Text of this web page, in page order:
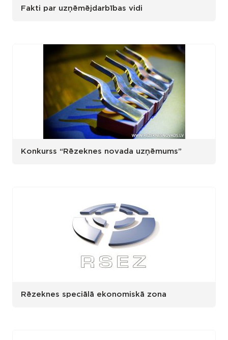
Fakti par uzņēmējdarbības vidi
Konkurss “Rēzeknes novada uzņēmums”
Rēzeknes speciālā ekonomiskā zona